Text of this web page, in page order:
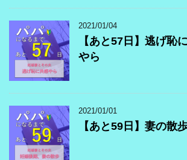
2021/01/04
【あと57日】逃げ恥
やら
2021/01/01
【あと59日】妻の散